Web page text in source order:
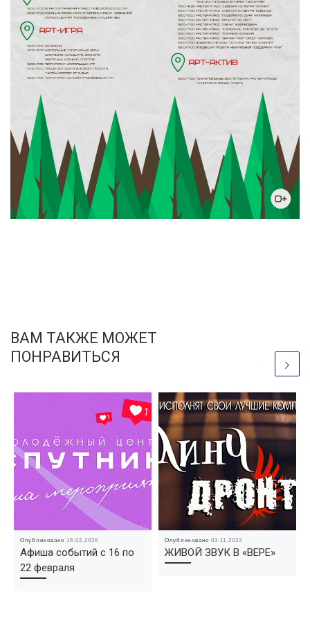
ВАМ ТАКЖЕ МОЖЕТ
ПОНРАВИТЬСЯ
Опубликовано16.02.2026
Афиша событий с 16 по
22 февраля
Опубликовано03.11.2022
ЖИВОЙ ЗВУК В «ВЕРЕ»